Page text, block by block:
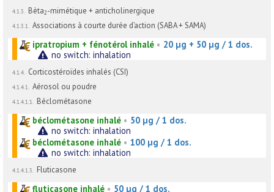
4.1.3. Bèta2-mimétique + anticholinergique
4.1.3.1. Associations à courte durée d’action (SABA + SAMA)
ipratropium + fénotérol inhalé • 20 µg + 50 µg / 1 dos.
no switch: inhalation
4.1.4. Corticostéroïdes inhalés (CSI)
4.1.4.1. Aérosol ou poudre
4.1.4.1.1. Béclométasone
béclométasone inhalé • 50 µg / 1 dos.
no switch: inhalation
béclométasone inhalé • 100 µg / 1 dos.
no switch: inhalation
4.1.4.1.3. Fluticasone
fluticasone inhalé • 50 µg / 1 dos.